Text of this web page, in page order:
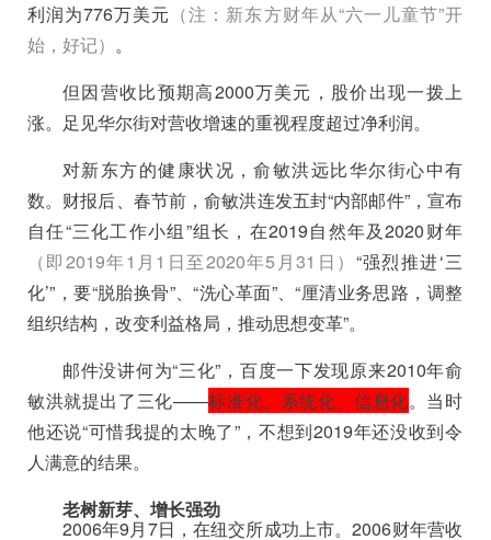
利润为776万美元 （注：新东方财年从“六一儿童节”开
始，好记） 。
但因营收比预期高2000万美元，股价出现一拨上
涨。足见华尔街对营收增速的重视程度超过净利润。
对新东方的健康状况，俞敏洪远比华尔街心中有
数。财报后、春节前，俞敏洪连发五封“内部邮件”，宣布
自任“三化工作小组”组长，在2019自然年及2020财年
（即2019年1月1日至2020年5月31日） “强烈推进‘三
化’”，要“脱胎换骨”、“洗心革面”、“厘清业务思路，调整
组织结构，改变利益格局，推动思想变革”。
邮件没讲何为“三化”，百度一下发现原来2010年俞
敏洪就提出了三化——标准化、系统化、信息化。当时
他还说“可惜我提的太晚了”，不想到2019年还没收到令
人满意的结果。
老树新芽、增长强劲
2006年9月7日，在纽交所成功上市。2006财年营收